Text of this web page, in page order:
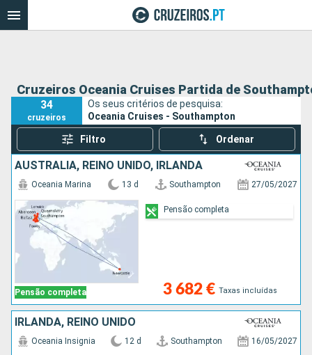
Cruzeiros Oceania Cruises Partida de
34
cruzeiros
Os seus critérios de pesquisa:
Oceania Cruises - Southampton
Filtro Ordenar
AUSTRALIA, REINO UNIDO, IRLANDA
Pensão completa
Oceania Marina 13 d Southampton 27/05/2027
3 682 € Taxas incluídas
Pensão completa
IRLANDA, REINO UNIDO
Oceania Insignia 12 d Southampton 16/05/2027